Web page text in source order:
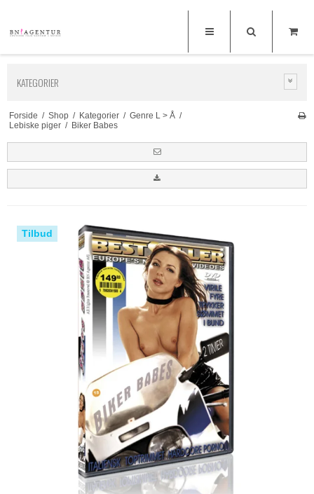
KATEGORIER
Forside / Shop / Kategorier / Genre L > Å /
Lebiske piger / Biker Babes
Tilbud